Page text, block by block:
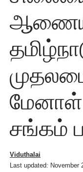
சங்கம்
Last updated: November
Viduthalai